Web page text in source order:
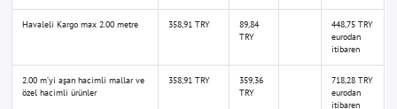
Havaleli Kargo max 2.00 metre 358,91 TRY
89,84
TRY
448,75 TRY
eurodan
itibaren
2.00 m’yi aşan hacimli mallar ve
özel hacimli ürünler
358,91 TRY
359,36
TRY
718,28 TRY
eurodan
itibaren